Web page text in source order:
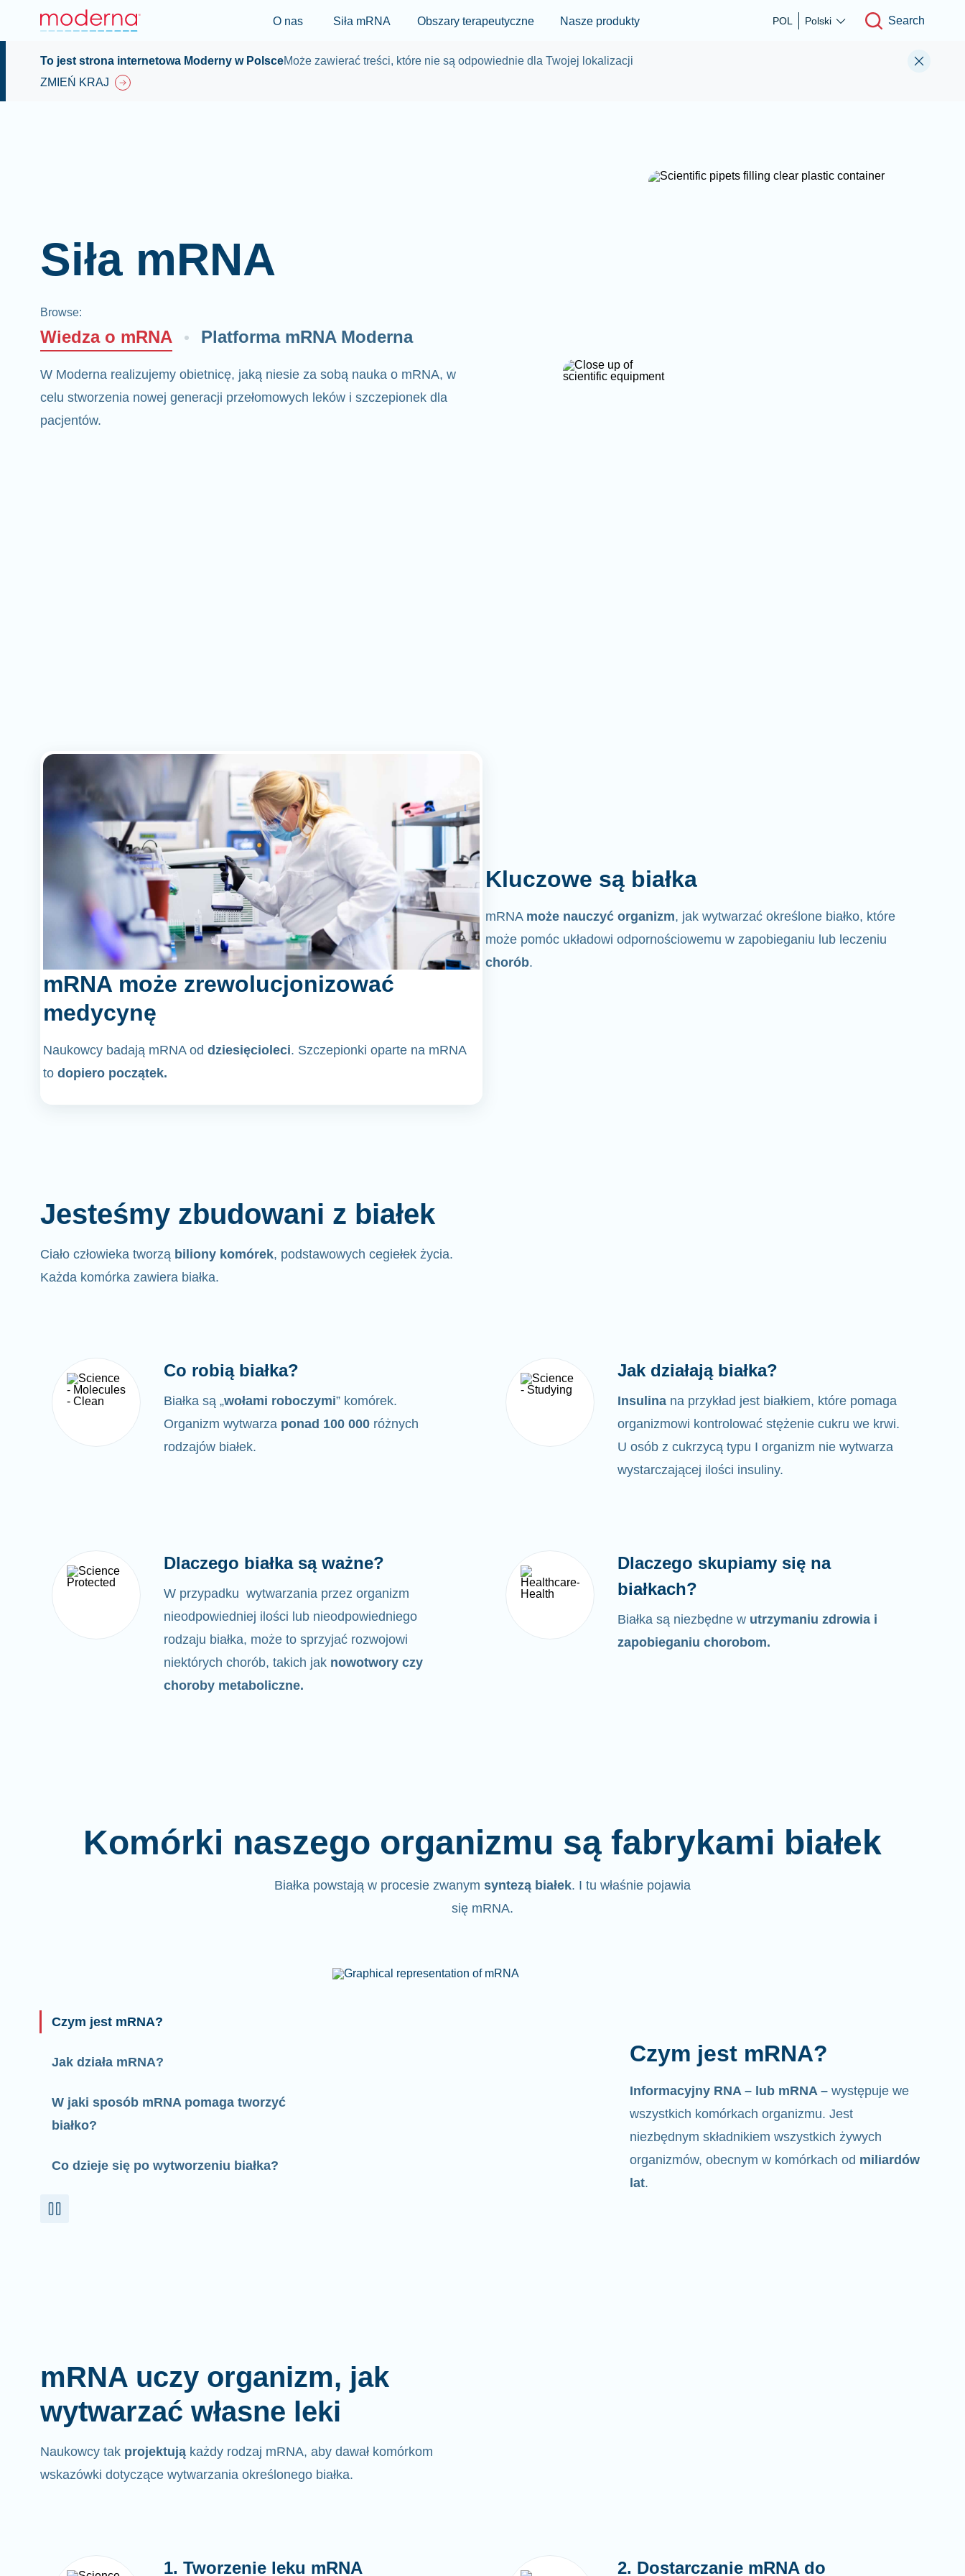
Skip to main content
O nas Siła mRNA Obszary terapeutyczne Nasze produkty POL Polski Search
To jest strona internetowa Moderny w PolsceMoże zawierać treści, które nie są odpowiednie dla Twojej lokalizacji
ZMIEŃ KRAJ
Siła mRNA
Browse:
Wiedza o mRNA Platforma mRNA Moderna
W Moderna realizujemy obietnicę, jaką niesie za sobą nauka o mRNA, w
celu stworzenia nowej generacji przełomowych leków i szczepionek dla
pacjentów.
mRNA może zrewolucjonizować
medycynę
Naukowcy badają mRNA od dziesięcioleci. Szczepionki oparte na mRNA
to dopiero początek.
Kluczowe są białka
mRNA może nauczyć organizm, jak wytwarzać określone białko, które
może pomóc układowi odpornościowemu w zapobieganiu lub leczeniu
chorób.
Jesteśmy zbudowani z białek
Ciało człowieka tworzą biliony komórek, podstawowych cegiełek życia.
Każda komórka zawiera białka.
Co robią białka?
Białka są „wołami roboczymi” komórek.
Organizm wytwarza ponad 100 000różnych
rodzajów białek.
Jak działają białka?
Insulina na przykład jest białkiem, które pomaga
organizmowi kontrolować stężenie cukru we krwi.
U osób z cukrzycą typu I organizm nie wytwarza
wystarczającej ilości insuliny.
Dlaczego białka są ważne?
W przypadku wytwarzania przez organizm
nieodpowiedniej ilości lub nieodpowiedniego
rodzaju białka, może to sprzyjać rozwojowi
niektórych chorób, takich jak nowotwory czy
choroby metaboliczne.
Dlaczego skupiamy się na
białkach?
Białka są niezbędne w utrzymaniu zdrowia i
zapobieganiu chorobom.
Komórki naszego organizmu są fabrykami białek
Białka powstają w procesie zwanym syntezą białek. I tu właśnie pojawia
się mRNA.
Czym jest mRNA?
Jak działa mRNA?
W jaki sposób mRNA pomaga tworzyć
białko?
Co dzieje się po wytworzeniu białka?
Czym jest mRNA?
Informacyjny RNA – lub mRNA –występuje we
wszystkich komórkach organizmu. Jest
niezbędnym składnikiem wszystkich żywych
organizmów, obecnym w komórkach od miliardów
lat.
mRNA uczy organizm, jak
wytwarzać własne leki
Naukowcy tak projektująkażdy rodzaj mRNA, aby dawał komórkom
wskazówki dotyczące wytwarzania określonego białka.
1. Tworzenie leku mRNA 2. Dostarczanie mRNA do